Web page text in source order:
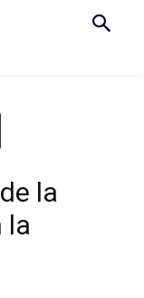
la
la